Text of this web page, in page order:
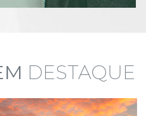
DESTAQUE